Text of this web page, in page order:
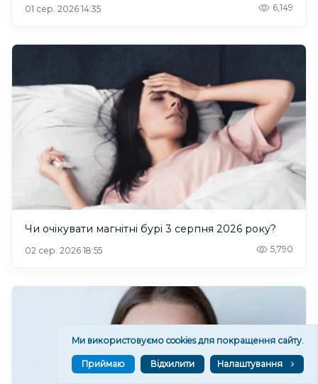
01 сер. 2026 14:35 6,149
Чи очікувати магнітні бурі 3 серпня 2026 року?
02 сер. 2026 18:55 5,790
Ми використовуємо cookies для покращення сайту.
Приймаю Відхилити Налаштування